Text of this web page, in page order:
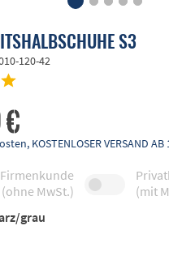
S3
120-42
KOSTENLOSER VERSAND AB
Firmenkunde
(ohne MwSt.)
(mit
grau